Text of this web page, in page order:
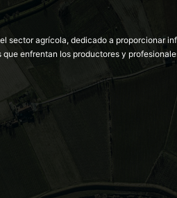
sector agrícola, dedicado a proporcionar
enfrentan los productores y